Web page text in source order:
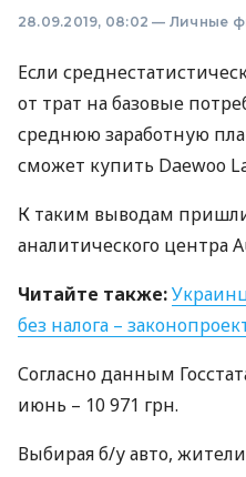
28.09.2019, 08:02 — Личные
Если
от трат на базовые
среднюю заработную
сможет купить Daewoo
К таким выводам
аналитического центра
Читайте также:
без налога –
Согласно данным
июнь – 10 971 грн.
Выбирая б/у авто,